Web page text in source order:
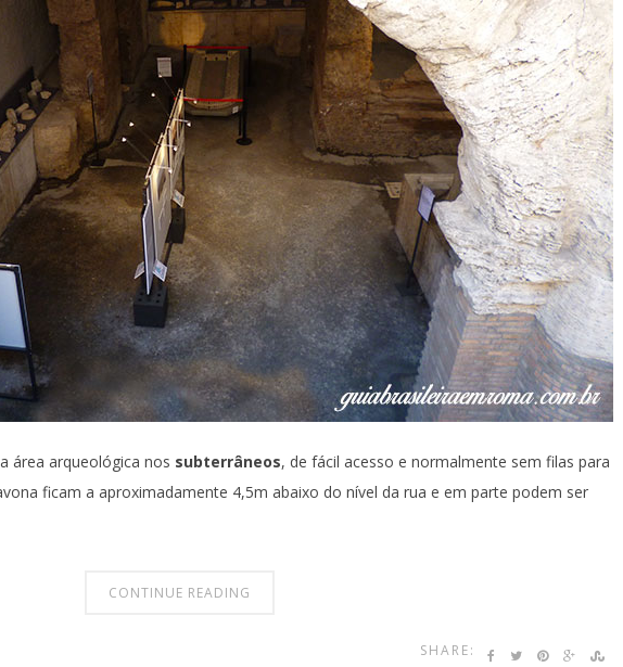
área arqueológica nos subterrâneos, de fácil acesso e normalmente sem filas para
ficam a aproximadamente 4,5m abaixo do nível da rua e em parte podem ser
CONTINUE READING
SHARE: